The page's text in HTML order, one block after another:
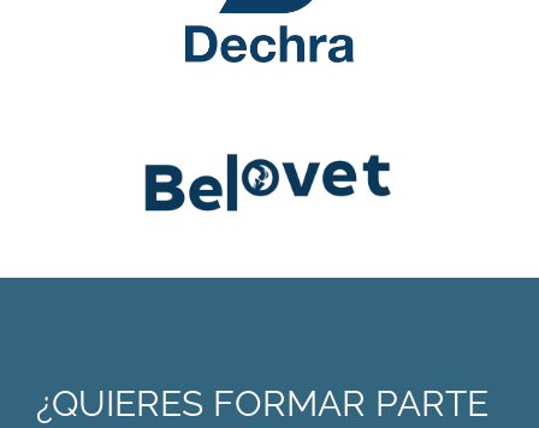
¿QUIERES FORMAR PARTE